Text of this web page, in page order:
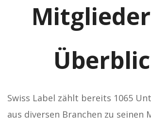
Swiss Label zählt bereits 1065
aus diversen Branchen zu seinen